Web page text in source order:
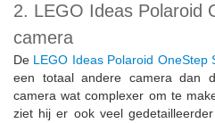
2. LEGO Ideas Polaroid
camera
De LEGO Ideas Polaroid OneStep
een totaal andere camera dan
camera wat complexer om te
ziet hij er ook veel